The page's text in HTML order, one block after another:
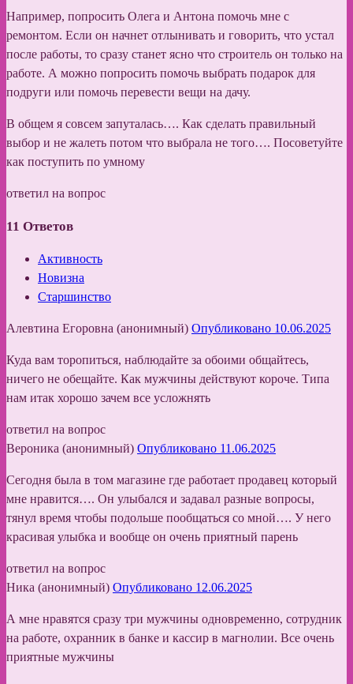
Например, попросить Олега и Антона помочь мне с
ремонтом. Если он начнет отлынивать и говорить, что устал
после работы, то сразу станет ясно что строитель он только на
работе. А можно попросить помочь выбрать подарок для
подруги или помочь перевести вещи на дачу.
В общем я совсем запуталась…. Как сделать правильный
выбор и не жалеть потом что выбрала не того…. Посоветуйте
как поступить по умному
ответил на вопрос
11 Ответов
Активность
Новизна
Старшинство
Алевтина Егоровна (анонимный) Опубликовано 10.06.2025
Куда вам торопиться, наблюдайте за обоими общайтесь,
ничего не обещайте. Как мужчины действуют короче. Типа
нам итак хорошо зачем все усложнять
ответил на вопрос
Вероника (анонимный) Опубликовано 11.06.2025
Сегодня была в том магазине где работает продавец который
мне нравится…. Он улыбался и задавал разные вопросы,
тянул время чтобы подольше пообщаться со мной…. У него
красивая улыбка и вообще он очень приятный парень
ответил на вопрос
Ника (анонимный) Опубликовано 12.06.2025
А мне нравятся сразу три мужчины одновременно, сотрудник
на работе, охранник в банке и кассир в магнолии. Все очень
приятные мужчины